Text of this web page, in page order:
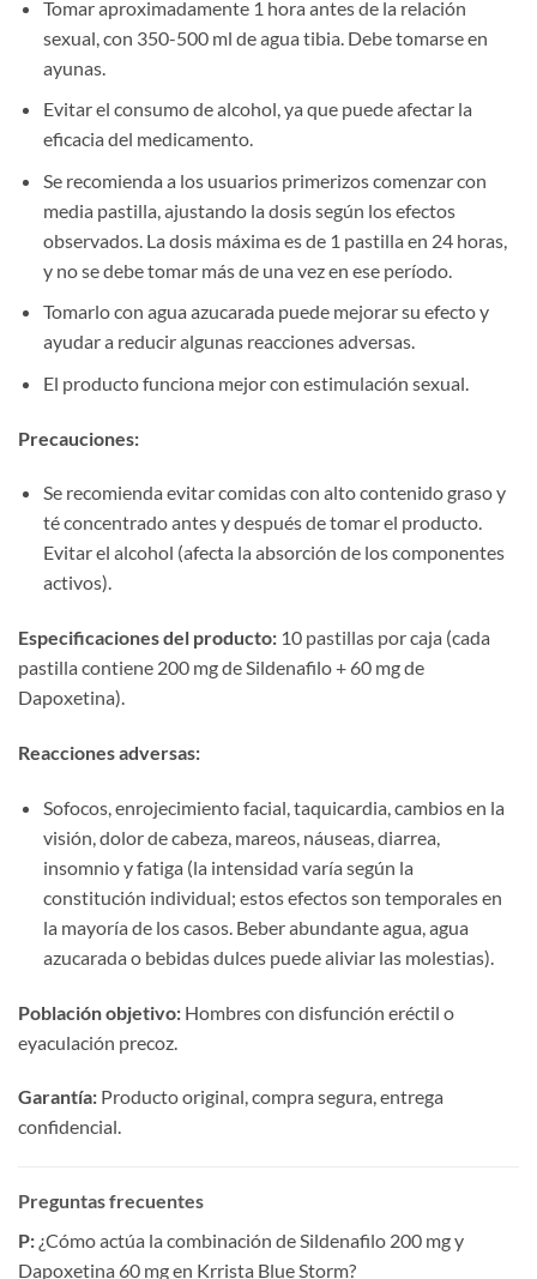
Tomar aproximadamente 1 hora antes de la relación
sexual, con 350-500 ml de agua tibia. Debe tomarse en
ayunas.
Evitar el consumo de alcohol, ya que puede afectar la
eficacia del medicamento.
Se recomienda a los usuarios primerizos comenzar con
media pastilla, ajustando la dosis según los efectos
observados. La dosis máxima es de 1 pastilla en 24 horas,
y no se debe tomar más de una vez en ese período.
Tomarlo con agua azucarada puede mejorar su efecto y
ayudar a reducir algunas reacciones adversas.
El producto funciona mejor con estimulación sexual.
Precauciones:​
Se recomienda evitar comidas con alto contenido graso y
té concentrado antes y después de tomar el producto.
Evitar el alcohol (afecta la absorción de los componentes
activos).
Especificaciones del producto:​ ​ 10 pastillas por caja (cada
pastilla contiene 200 mg de Sildenafilo + 60 mg de
Dapoxetina).
Reacciones adversas:​
Sofocos, enrojecimiento facial, taquicardia, cambios en la
visión, dolor de cabeza, mareos, náuseas, diarrea,
insomnio y fatiga (la intensidad varía según la
constitución individual; estos efectos son temporales en
la mayoría de los casos. Beber abundante agua, agua
azucarada o bebidas dulces puede aliviar las molestias).
Población objetivo:​ ​ Hombres con disfunción eréctil o
eyaculación precoz.
Garantía:​ ​ Producto original, compra segura, entrega
confidencial.
Preguntas frecuentes
P:​ ​ ¿Cómo actúa la combinación de Sildenafilo 200 mg y
Dapoxetina 60 mg en Krrista Blue Storm?